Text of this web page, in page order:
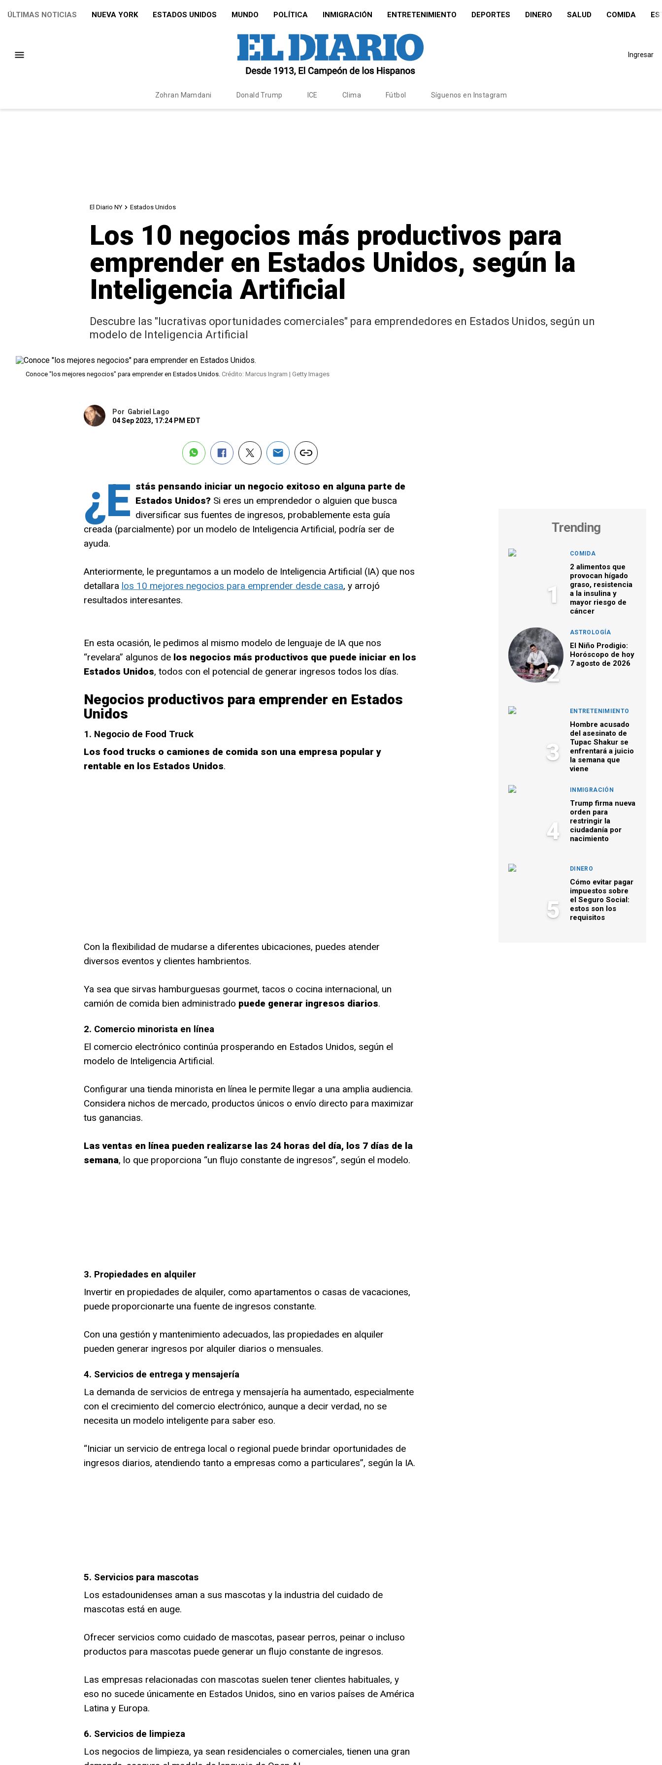
ÚLTIMAS NOTICIAS NUEVA YORK ESTADOS UNIDOS MUNDO POLÍTICA INMIGRACIÓN ENTRETENIMIENTO DEPORTES DINERO SALUD COMIDA
Ingresar
Zohran Mamdani Donald Trump ICE Clima Fútbol Síguenos en Instagram
El Diario NY Estados Unidos
Los 10 negocios más productivos para
emprender en Estados Unidos, según la
Inteligencia Artificial
Descubre las "lucrativas oportunidades comerciales" para emprendedores en Estados Unidos, según un
modelo de Inteligencia Artificial
Conoce "los mejores negocios" para emprender en Estados Unidos. Crédito: Marcus Ingram | Getty Images
Por Gabriel Lago
04 Sep 2023, 17:24 PM EDT
¿E stás pensando iniciar un negocio exitoso en alguna parte de
Estados Unidos?Si eres un emprendedor o alguien que busca
diversificar sus fuentes de ingresos, probablemente esta guía
creada (parcialmente) por un modelo de Inteligencia Artificial, podría ser de
ayuda.
Anteriormente, le preguntamos a un modelo de Inteligencia Artificial (IA) que nos
detallara los 10 mejores negocios para emprender desde casa, y arrojó
resultados interesantes.
En esta ocasión, le pedimos al mismo modelo de lenguaje de IA que nos
“revelara” algunos de los negocios más productivos que puede iniciar en los
Estados Unidos, todos con el potencial de generar ingresos todos los días.
Negocios productivos para emprender en Estados
Unidos
1. Negocio de Food Truck
Los food trucks o camiones de comida son una empresa popular y
rentable en los Estados Unidos.
Con la flexibilidad de mudarse a diferentes ubicaciones, puedes atender
diversos eventos y clientes hambrientos.
Ya sea que sirvas hamburguesas gourmet, tacos o cocina internacional, un
camión de comida bien administrado puede generar ingresos diarios.
2. Comercio minorista en línea
El comercio electrónico continúa prosperando en Estados Unidos, según el
modelo de Inteligencia Artificial.
Configurar una tienda minorista en línea le permite llegar a una amplia audiencia.
Considera nichos de mercado, productos únicos o envío directo para maximizar
tus ganancias.
Las ventas en línea pueden realizarse las 24 horas del día, los 7 días de la
semana, lo que proporciona “un flujo constante de ingresos”, según el modelo.
3. Propiedades en alquiler
Invertir en propiedades de alquiler, como apartamentos o casas de vacaciones,
puede proporcionarte una fuente de ingresos constante.
Con una gestión y mantenimiento adecuados, las propiedades en alquiler
pueden generar ingresos por alquiler diarios o mensuales.
4. Servicios de entrega y mensajería
La demanda de servicios de entrega y mensajería ha aumentado, especialmente
con el crecimiento del comercio electrónico, aunque a decir verdad, no se
necesita un modelo inteligente para saber eso.
“Iniciar un servicio de entrega local o regional puede brindar oportunidades de
ingresos diarios, atendiendo tanto a empresas como a particulares”, según la IA.
5. Servicios para mascotas
Los estadounidenses aman a sus mascotas y la industria del cuidado de
mascotas está en auge.
Ofrecer servicios como cuidado de mascotas, pasear perros, peinar o incluso
productos para mascotas puede generar un flujo constante de ingresos.
Las empresas relacionadas con mascotas suelen tener clientes habituales, y
eso no sucede únicamente en Estados Unidos, sino en varios países de América
Latina y Europa.
6. Servicios de limpieza
Los negocios de limpieza, ya sean residenciales o comerciales, tienen una gran
Trending
1
COMIDA
2 alimentos que
provocan hígado
graso, resistencia
a la insulina y
mayor riesgo de
cáncer
2
ASTROLOGÍA
El Niño Prodigio:
Horóscopo de hoy
7 agosto de 2026
3
ENTRETENIMIENTO
Hombre acusado
del asesinato de
Tupac Shakur se
enfrentará a juicio
la semana que
viene
4
INMIGRACIÓN
Trump firma nueva
orden para
restringir la
ciudadanía por
nacimiento
5
DINERO
Cómo evitar pagar
impuestos sobre
el Seguro Social:
estos son los
requisitos